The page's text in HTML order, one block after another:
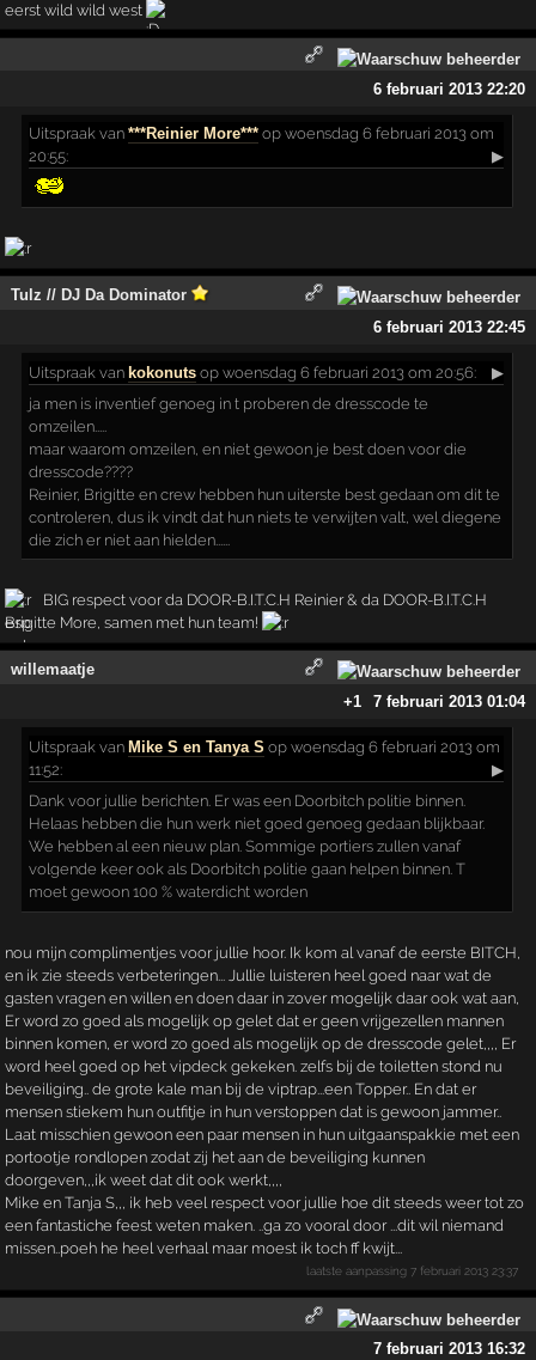
eerst wild wild west
6 februari 2013 22:20
Uitspraak van***Reinier More*** op woensdag 6 februari 2013 om
20:55:
▶
Tulz // DJ Da Dominator
6 februari 2013 22:45
Uitspraak vankokonuts op woensdag 6 februari 2013 om 20:56:
▶
ja men is inventief genoeg in t proberen de dresscode te
omzeilen.....
maar waarom omzeilen, en niet gewoon je best doen voor die
dresscode????
Reinier, Brigitte en crew hebben hun uiterste best gedaan om dit te
controleren, dus ik vindt dat hun niets te verwijten valt, wel diegene
die zich er niet aan hielden......
BIG respect voor da DOOR-B.I.T.C.H Reinier & da DOOR-B.I.T.C.H
Brigitte More, samen met hun team!
willemaatje
+1
7 februari 2013 01:04
Uitspraak van Mike S en Tanya S op woensdag 6 februari 2013 om
11:52:
▶
Dank voor jullie berichten. Er was een Doorbitch politie binnen.
Helaas hebben die hun werk niet goed genoeg gedaan blijkbaar.
We hebben al een nieuw plan. Sommige portiers zullen vanaf
volgende keer ook als Doorbitch politie gaan helpen binnen. T
moet gewoon 100 % waterdicht worden
nou mijn complimentjes voor jullie hoor. Ik kom al vanaf de eerste BITCH,
en ik zie steeds verbeteringen... Jullie luisteren heel goed naar wat de
gasten vragen en willen en doen daar in zover mogelijk daar ook wat aan,
Er word zo goed als mogelijk op gelet dat er geen vrijgezellen mannen
binnen komen, er word zo goed als mogelijk op de dresscode gelet,,,, Er
word heel goed op het vipdeck gekeken. zelfs bij de toiletten stond nu
beveiliging.. de grote kale man bij de viptrap...een Topper.. En dat er
mensen stiekem hun outfitje in hun verstoppen dat is gewoon jammer..
Laat misschien gewoon een paar mensen in hun uitgaanspakkie met een
portootje rondlopen zodat zij het aan de beveiliging kunnen
doorgeven,,,ik weet dat dit ook werkt,,,,
Mike en Tanja S,,, ik heb veel respect voor jullie hoe dit steeds weer tot zo
een fantastiche feest weten maken. ..ga zo vooral door ...dit wil niemand
missen..poeh he heel verhaal maar moest ik toch ff kwijt...
laatste aanpassing7 februari 2013 23:37
7 februari 2013 16:32